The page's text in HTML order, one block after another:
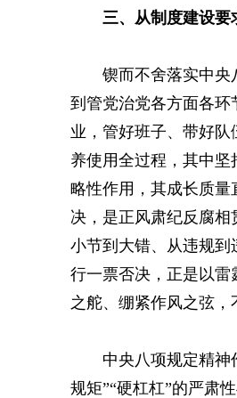
三、从制度建设
锲而不舍落实中央
到管党治党各方面各
业，管好班子、带好
养使用全过程，其中
略性作用，其成长质
决，是正风肃纪反腐
小节到大错、从违规
行一票否决，正是以
之舵、绷紧作风之弦，
中央八项规定精
规矩”“硬杠杠”的严肃